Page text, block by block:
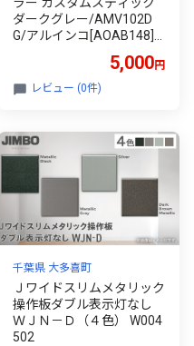
ダークグレー/AMV102D
G/アルインコ[AOAB148]
ストレッチ トレーニング
筋トレ マッサージ リング
リリース コリ こり 首 脚
ふくらはぎ 太もも 全身 腕
二の腕 肩 肩こり 筋肉 むく
み 脚痩せ つぼ ツボ ほぐし
ギフト プレゼント MIVIOS
5,000円
レビュー (0件)
千葉県 大多喜町
Ｊワイドスリムメタリック
操作板ダブル表示灯なし
ＷＪＮ－Ｄ（４色） W004
502